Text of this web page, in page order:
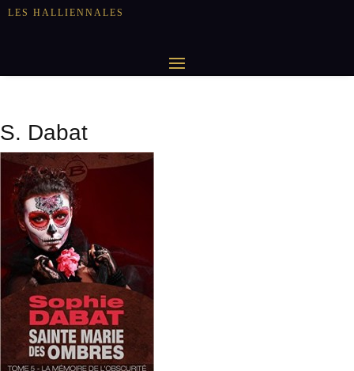
LES HALLIENNALES
S. Dabat